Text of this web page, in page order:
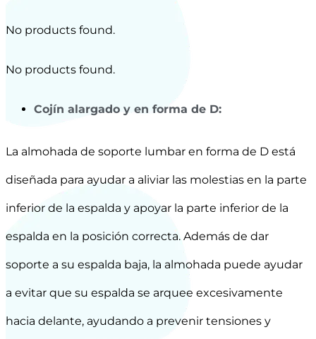
No products found.
No products found.
Cojín alargado y en forma de D:
La almohada de soporte lumbar en forma de D está
diseñada para ayudar a aliviar las molestias en la parte
inferior de la espalda y apoyar la parte inferior de la
espalda en la posición correcta. Además de dar
soporte a su espalda baja, la almohada puede ayudar
a evitar que su espalda se arquee excesivamente
hacia delante, ayudando a prevenir tensiones y